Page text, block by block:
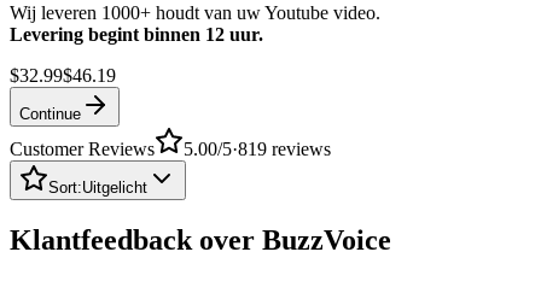
Wij leveren 1000+ houdt van uw Youtube video.
Levering begint binnen 12 uur.
$32.99$46.19
Continue
Customer Reviews 5.00/5·819 reviews
Sort:Uitgelicht
Klantfeedback over BuzzVoice